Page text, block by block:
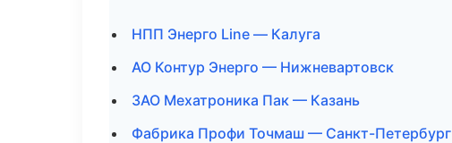
НПП Энерго Line — Калуга
АО Контур Энерго — Нижневартовск
ЗАО Мехатроника Пак — Казань
Фабрика Профи Точмаш — Санкт-Петербург